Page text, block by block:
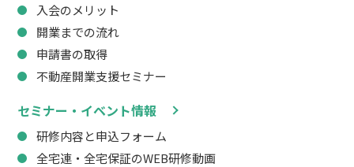
入会のメリット
開業までの流れ
申請書の取得
不動産開業支援セミナー
セミナー・イベント情報
研修内容と申込フォーム
全宅連・全宅保証のWEB研修動画